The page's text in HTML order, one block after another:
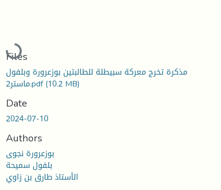
Loading...
Files
مذكرة تخرج معركة سبيطلة للطالبتين بوزعرورة وبلفول
ماستر2.pdf(10.2 MB)
Date
2024-07-10
Authors
بوزعرورة نجوى
بلفول سميحة
الأستاذ طارق بن زاوي